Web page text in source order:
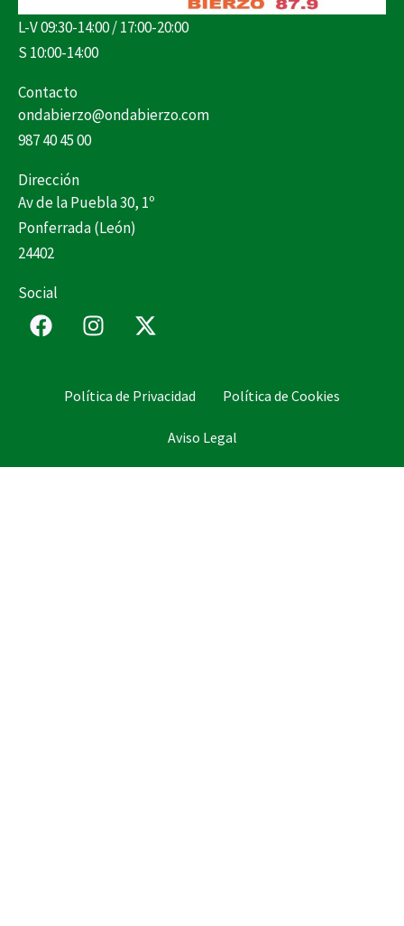
L-V 09:30-14:00 / 17:00-20:00
S 10:00-14:00
Contacto
ondabierzo@ondabierzo.com
987 40 45 00
Dirección
Av de la Puebla 30, 1º
Ponferrada (León)
24402
Social
F
a
k
I
n
a
a
X
-
i
e
Política de Privacidad Política de Cookies
Aviso Legal